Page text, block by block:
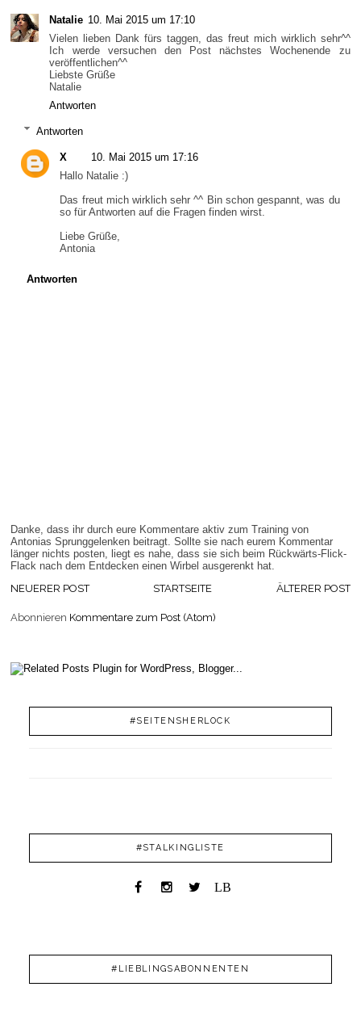
Natalie 10. Mai 2015 um 17:10
Vielen lieben Dank fürs taggen, das freut mich wirklich sehr^^
Ich werde versuchen den Post nächstes Wochenende zu
veröffentlichen^^
Liebste Grüße
Natalie
Antworten
Antworten
X
10. Mai 2015 um 17:16
Hallo Natalie :)
Das freut mich wirklich sehr ^^ Bin schon gespannt, was du
so für Antworten auf die Fragen finden wirst.
Liebe Grüße,
Antonia
Antworten
Danke, dass ihr durch eure Kommentare aktiv zum Training von
Antonias Sprunggelenken beitragt. Sollte sie nach eurem Kommentar
länger nichts posten, liegt es nahe, dass sie sich beim Rückwärts-Flick-
Flack nach dem Entdecken einen Wirbel ausgerenkt hat.
NEUERER POST
ÄLTERER POST
STARTSEITE
Abonnieren Kommentare zum Post (Atom)
#SEITENSHERLOCK
#STALKINGLISTE
LB
#LIEBLINGSABONNENTEN